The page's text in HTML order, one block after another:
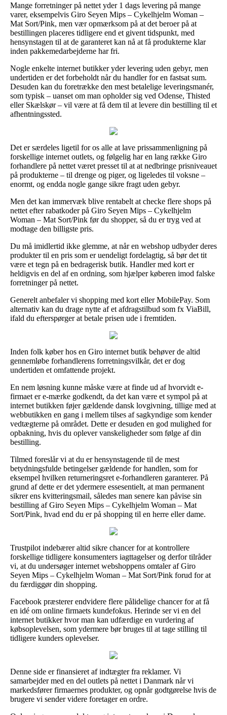
Mange forretninger på nettet yder 1 dags levering på mange
varer, eksempelvis Giro Seyen Mips – Cykelhjelm Woman –
Mat Sort/Pink, men vær opmærksom på at det beroer på at
bestillingen placeres tidligere end et givent tidspunkt, med
hensynstagen til at de garanteret kan nå at få produkterne klar
inden pakkemedarbejderne har fri.
Nogle enkelte internet butikker yder levering uden gebyr, men
undertiden er det forbeholdt når du handler for en fastsat sum.
Desuden kan du foretrække den mest betalelige leveringsmanér,
som typisk – uanset om man opholder sig ved Odense, Thisted
eller Skælskør – vil være at få dem til at levere din bestilling til et
afhentningssted.
Det er særdeles ligetil for os alle at lave prissammenligning på
forskellige internet outlets, og følgelig har en lang række Giro
forhandlere på nettet været presset til at at nedbringe prisniveauet
på produkterne – til drenge og piger, og ligeledes til voksne –
enormt, og endda nogle gange sikre fragt uden gebyr.
Men det kan immervæk blive rentabelt at checke flere shops på
nettet efter rabatkoder på Giro Seyen Mips – Cykelhjelm
Woman – Mat Sort/Pink før du shopper, så du er tryg ved at
modtage den billigste pris.
Du må imidlertid ikke glemme, at når en webshop udbyder deres
produkter til en pris som er uendeligt fordelagtig, så bør det tit
være et tegn på en bedragerisk butik. Handler med kort er
heldigvis en del af en ordning, som hjælper køberen imod falske
forretninger på nettet.
Generelt anbefaler vi shopping med kort eller MobilePay. Som
alternativ kan du drage nytte af et afdragstilbud som fx ViaBill,
ifald du efterspørger at betale prisen ude i fremtiden.
Inden folk køber hos en Giro internet butik behøver de altid
gennemløbe forhandlerens forretningsvilkår, det er dog
undertiden et omfattende projekt.
En nem løsning kunne måske være at finde ud af hvorvidt e-
firmaet er e-mærke godkendt, da det kan være et sympol på at
internet butikken føjer gældende dansk lovgivning, tillige med at
webbutikken en gang i mellem tilses af sagkyndige som kender
vedtægterne på området. Dette er desuden en god mulighed for
opbakning, hvis du oplever vanskeligheder som følge af din
bestilling.
Tilmed foreslår vi at du er hensynstagende til de mest
betydningsfulde betingelser gældende for handlen, som for
eksempel hvilken returneringsret e-forhandleren garanterer. På
grund af dette er det ydermere essesentielt, at man permanent
sikrer ens kvitteringsmail, således man senere kan påvise sin
bestilling af Giro Seyen Mips – Cykelhjelm Woman – Mat
Sort/Pink, hvad end du er på shopping til en herre eller dame.
Trustpilot indebærer altid sikre chancer for at kontrollere
forskellige tidligere konsumenters iagttagelser og derfor tilråder
vi, at du undersøger internet webshoppens omtaler af Giro
Seyen Mips – Cykelhjelm Woman – Mat Sort/Pink forud for at
du færdiggør din shopping.
Facebook præsterer endvidere flere pålidelige chancer for at få
en idé om online firmaets kundefokus. Herinde ser vi en del
internet butikker hvor man kan udfærdige en vurdering af
købsoplevelsen, som ydermere bør bruges til at tage stilling til
tidligere kunders oplevelser.
Denne side er finansieret af indtægter fra reklamer. Vi
samarbejder med en del outlets på nettet i Danmark når vi
markedsfører firmaernes produkter, og opnår godtgørelse hvis de
brugere vi sender videre foretager en ordre.